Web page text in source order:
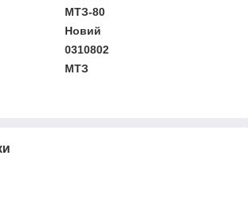
МТЗ-80
Новий
0310802
МТЗ